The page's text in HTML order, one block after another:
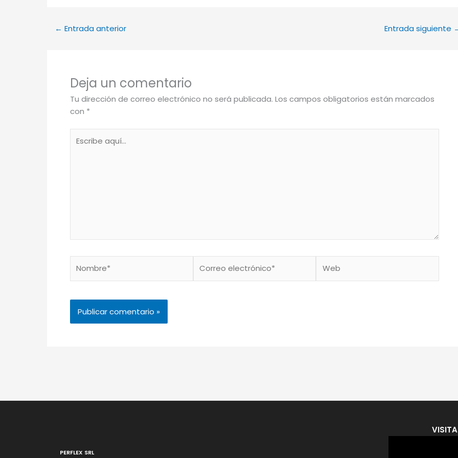
← Entrada anterior Entrada siguiente
Deja un comentario
Tu dirección de correo electrónico no será publicada. Los campos obligatorios están marcados
con *
aquí...
electrónico*
PERFLEX SRL